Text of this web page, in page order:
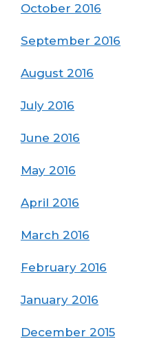
October 2016
September 2016
August 2016
July 2016
June 2016
May 2016
April 2016
March 2016
February 2016
January 2016
December 2015